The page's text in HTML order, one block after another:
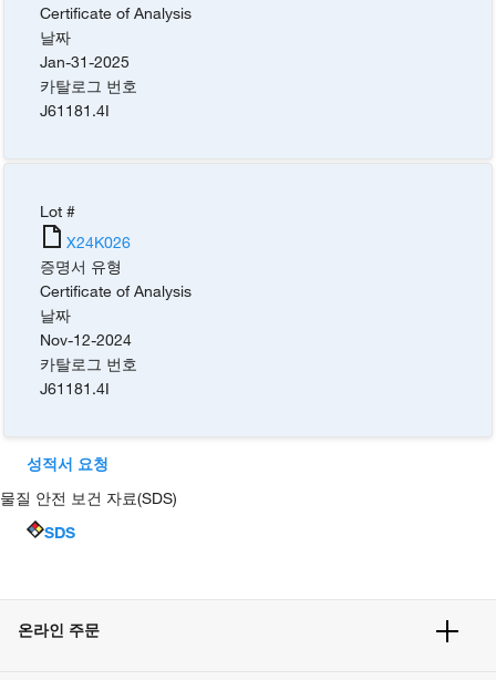
Certificate of Analysis
날짜
Jan-31-2025
카탈로그 번호
J61181.4I
Lot #
X24K026
증명서 유형
Certificate of Analysis
날짜
Nov-12-2024
카탈로그 번호
J61181.4I
성적서 요청
물질 안전 보건 자료(SDS)
SDS
온라인 주문